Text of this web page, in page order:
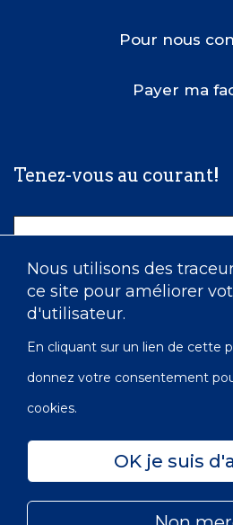
Nous utilisons des
ce site pour améliorer
d'utilisateur.
En cliquant sur un lien de cette
donnez votre consentement
cookies.
OK je suis
Pour nous
Payer ma
Tenez-vous au courant!
Nom
Courriel
Confidentialité